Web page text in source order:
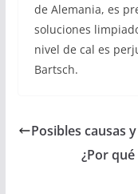
de Alemania, es
soluciones
nivel de cal es
Bartsch.
Posibles causas
¿Por